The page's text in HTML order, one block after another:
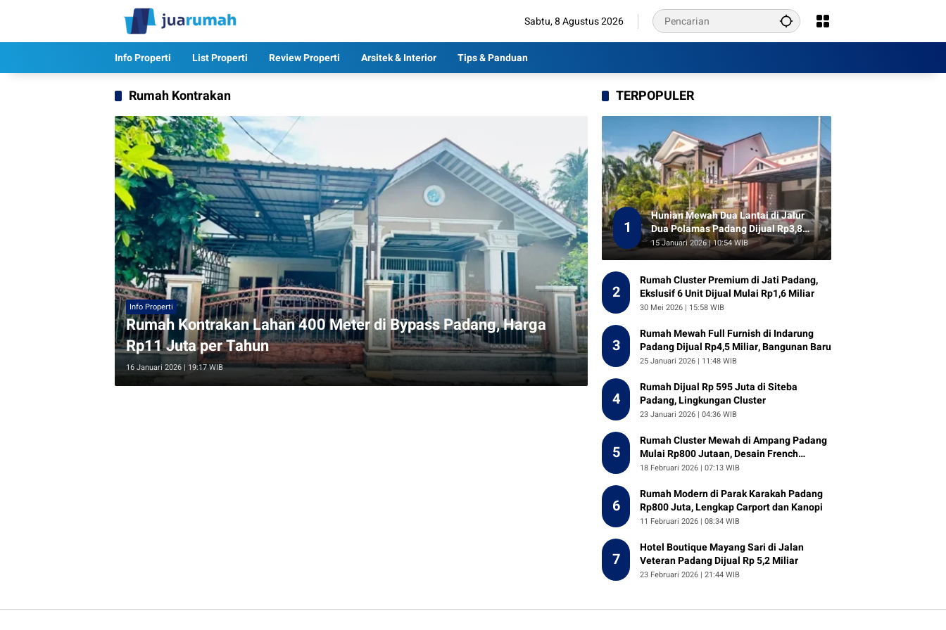
Sabtu, 8 Agustus 2026
Info Properti List Properti Review Properti Arsitek & Interior Tips & Panduan
Rumah Kontrakan
Info Properti
Rumah Kontrakan Lahan 400 Meter di Bypass Padang, Harga
Rp11 Juta per Tahun
16 Januari 2026 | 19:17 WIB
TERPOPULER
1
Hunian Mewah Dua Lantai di Jalur
Dua Polamas Padang Dijual Rp3,8
Miliar
15 Januari 2026 | 10:54 WIB
2
Rumah Cluster Premium di Jati Padang,
Ekslusif 6 Unit Dijual Mulai Rp1,6 Miliar
30 Mei 2026 | 15:58 WIB
3
Rumah Mewah Full Furnish di Indarung
Padang Dijual Rp4,5 Miliar, Bangunan Baru
25 Januari 2026 | 11:48 WIB
4
Rumah Dijual Rp 595 Juta di Siteba
Padang, Lingkungan Cluster
23 Januari 2026 | 04:36 WIB
5
Rumah Cluster Mewah di Ampang Padang
Mulai Rp800 Jutaan, Desain French
Neoclassical Jadi Daya Tarik
18 Februari 2026 | 07:13 WIB
6
Rumah Modern di Parak Karakah Padang
Rp800 Juta, Lengkap Carport dan Kanopi
11 Februari 2026 | 08:34 WIB
7
Hotel Boutique Mayang Sari di Jalan
Veteran Padang Dijual Rp 5,2 Miliar
23 Februari 2026 | 21:44 WIB